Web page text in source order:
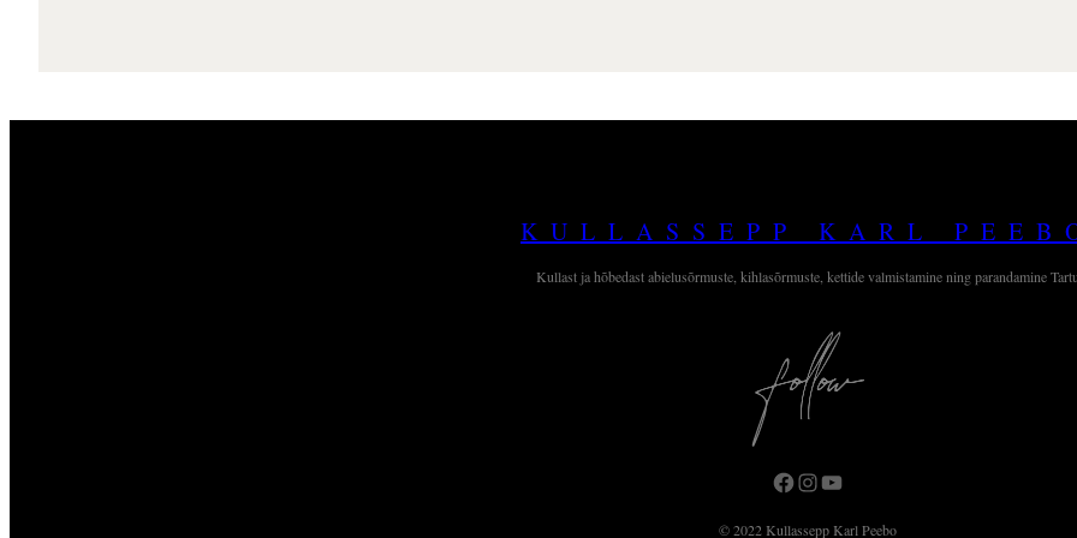
KULLASSEPP KARL
Kullast ja hõbedast abielusõrmuste, kihlasõrmuste, kettide valmistamine ning parandamine
Facebook Instagram YouTube
© 2022 Kullassepp Karl Peebo